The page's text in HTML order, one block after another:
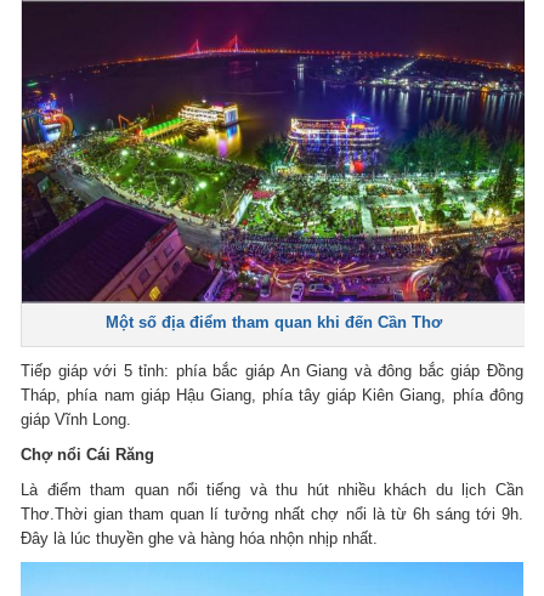
Một số địa điểm tham quan khi đến Cần Thơ
Tiếp giáp với 5 tỉnh: phía bắc giáp An Giang và đông bắc giáp Đồng
Tháp, phía nam giáp Hậu Giang, phía tây giáp Kiên Giang, phía đông
giáp Vĩnh Long.
Chợ nổi Cái Răng
Là điểm tham quan nổi tiếng và thu hút nhiều khách du lịch Cần
Thơ.Thời gian tham quan lí tưởng nhất chợ nổi là từ 6h sáng tới 9h.
Đây là lúc thuyền ghe và hàng hóa nhộn nhịp nhất.